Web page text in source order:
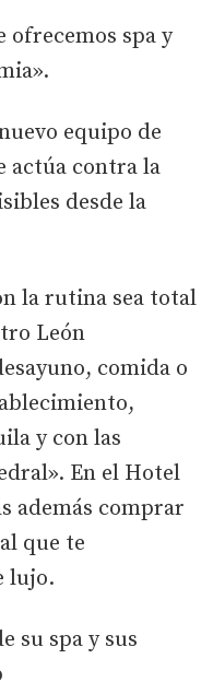
ofrecemos spa y
equipo de
actúa contra la
desde la
la rutina sea total
León
comida o
y con las
En el Hotel
además comprar
que te
lujo.
su spa y sus